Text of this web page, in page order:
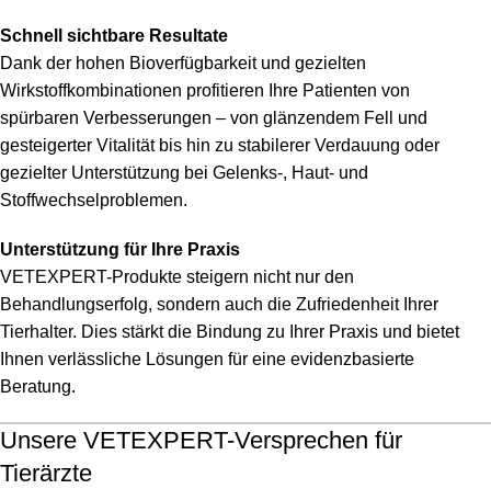
Schnell sichtbare Resultate
Dank der hohen Bioverfügbarkeit und gezielten
Wirkstoffkombinationen profitieren Ihre Patienten von
spürbaren Verbesserungen – von glänzendem Fell und
gesteigerter Vitalität bis hin zu stabilerer Verdauung oder
gezielter Unterstützung bei Gelenks-, Haut- und
Stoffwechselproblemen.
Unterstützung für Ihre Praxis
VETEXPERT-Produkte steigern nicht nur den
Behandlungserfolg, sondern auch die Zufriedenheit Ihrer
Tierhalter. Dies stärkt die Bindung zu Ihrer Praxis und bietet
Ihnen verlässliche Lösungen für eine evidenzbasierte
Beratung.
Unsere VETEXPERT-Versprechen für
Tierärzte